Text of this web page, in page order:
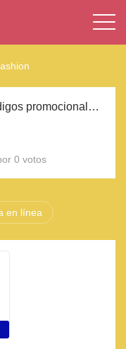
Descuentos y códigos promocionales Labels Fashion 2023
0 votos
en línea